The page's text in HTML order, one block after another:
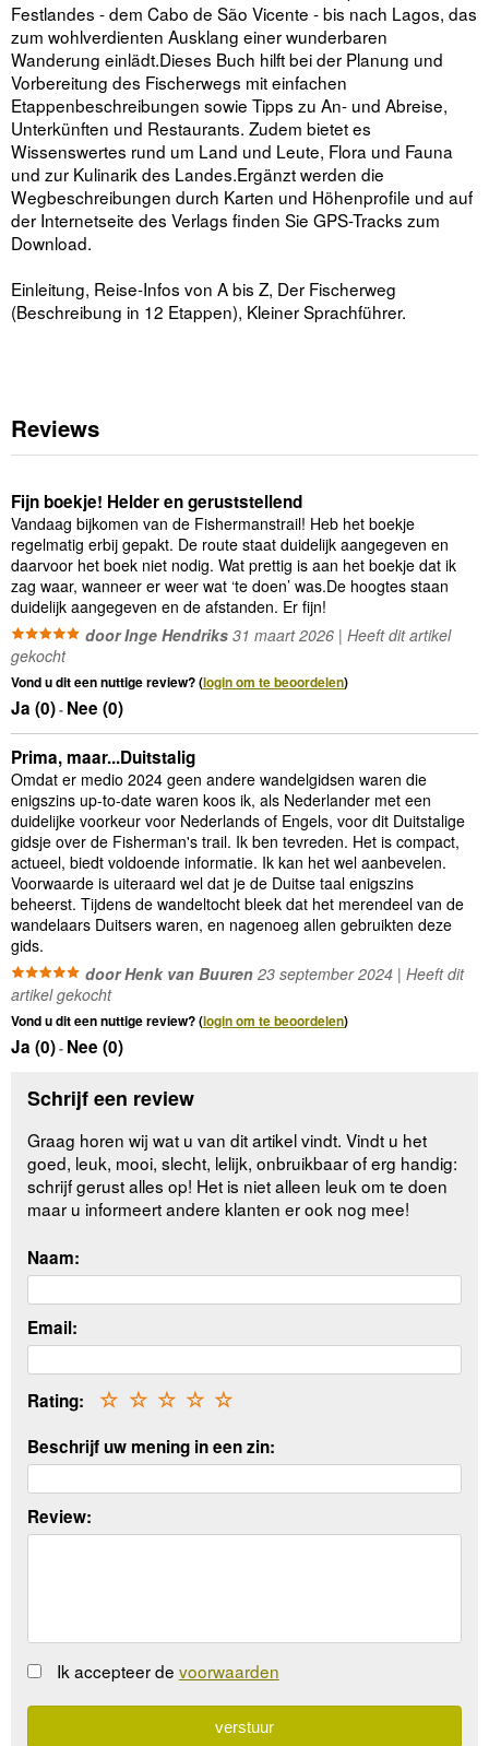
Festlandes - dem Cabo de São Vicente - bis nach Lagos, das
zum wohlverdienten Ausklang einer wunderbaren
Wanderung einlädt.Dieses Buch hilft bei der Planung und
Vorbereitung des Fischerwegs mit einfachen
Etappenbeschreibungen sowie Tipps zu An- und Abreise,
Unterkünften und Restaurants. Zudem bietet es
Wissenswertes rund um Land und Leute, Flora und Fauna
und zur Kulinarik des Landes.Ergänzt werden die
Wegbeschreibungen durch Karten und Höhenprofile und auf
der Internetseite des Verlags finden Sie GPS-Tracks zum
Download.
Einleitung, Reise-Infos von A bis Z, Der Fischerweg
(Beschreibung in 12 Etappen), Kleiner Sprachführer.
Reviews
Fijn boekje! Helder en geruststellend
Vandaag bijkomen van de Fishermanstrail! Heb het boekje
regelmatig erbij gepakt. De route staat duidelijk aangegeven en
daarvoor het boek niet nodig. Wat prettig is aan het boekje dat ik
zag waar, wanneer er weer wat ‘te doen’ was.De hoogtes staan
duidelijk aangegeven en de afstanden. Er fijn!
door Inge Hendriks 31 maart 2026 | Heeft dit artikel
gekocht
Vond u dit een nuttige review? (login om te beoordelen)
Ja (0)- Nee (0)
Prima, maar...Duitstalig
Omdat er medio 2024 geen andere wandelgidsen waren die
enigszins up-to-date waren koos ik, als Nederlander met een
duidelijke voorkeur voor Nederlands of Engels, voor dit Duitstalige
gidsje over de Fisherman's trail. Ik ben tevreden. Het is compact,
actueel, biedt voldoende informatie. Ik kan het wel aanbevelen.
Voorwaarde is uiteraard wel dat je de Duitse taal enigszins
beheerst. Tijdens de wandeltocht bleek dat het merendeel van de
wandelaars Duitsers waren, en nagenoeg allen gebruikten deze
gids.
door Henk van Buuren 23 september 2024 | Heeft dit
artikel gekocht
Vond u dit een nuttige review? (login om te beoordelen)
Ja (0)- Nee (0)
Schrijf een review
Graag horen wij wat u van dit artikel vindt. Vindt u het
goed, leuk, mooi, slecht, lelijk, onbruikbaar of erg handig:
schrijf gerust alles op! Het is niet alleen leuk om te doen
maar u informeert andere klanten er ook nog mee!
Naam:
Email:
Rating: ☆
☆
☆
☆
☆
Beschrijf uw mening in een zin:
Review:
Ik accepteer de voorwaarden